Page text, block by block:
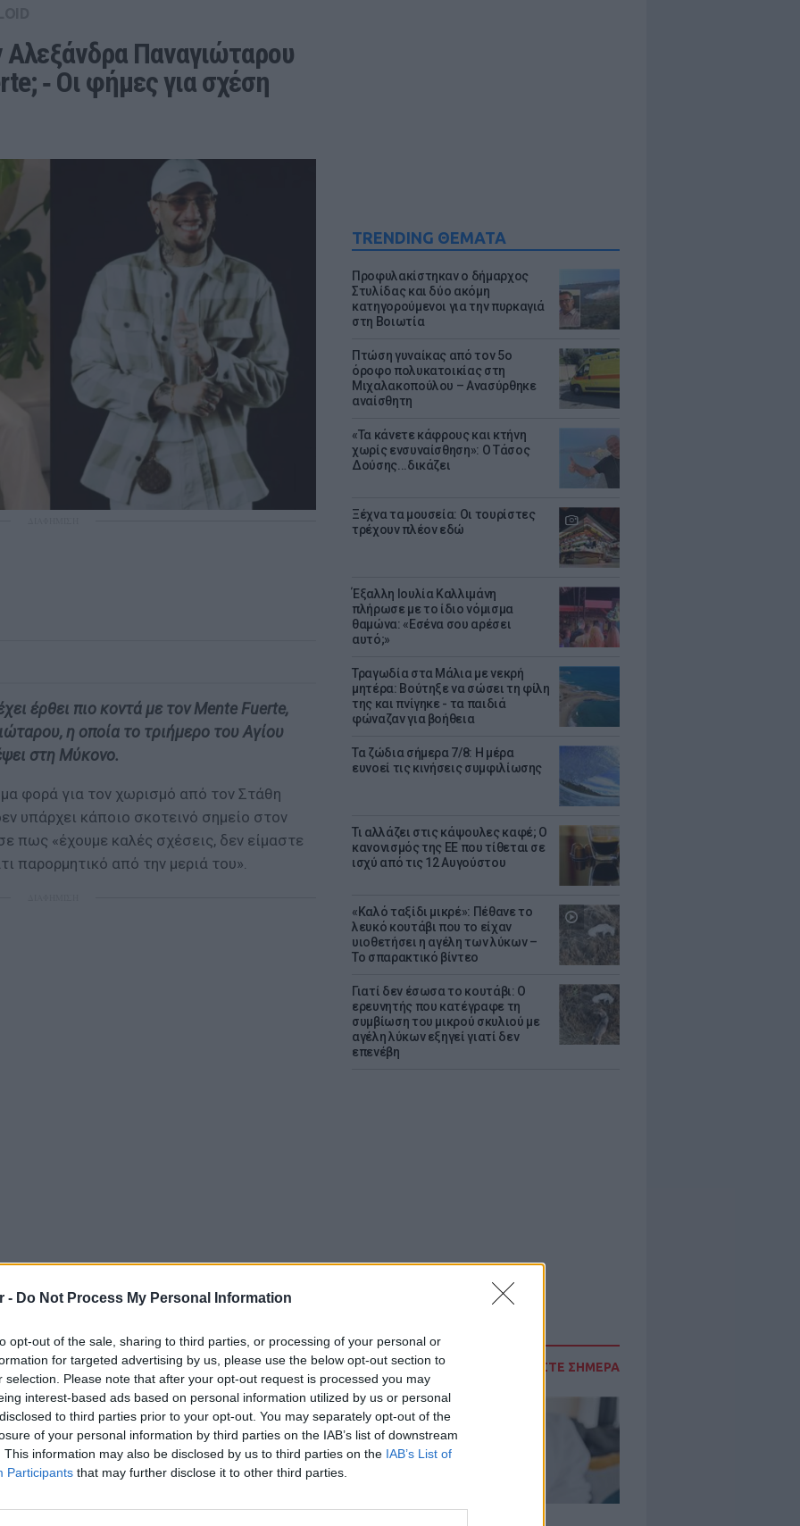
- Do Not Process My Personal Information
opt-out of the sale, sharing to third parties, or processing of your personal or
for targeted advertising by us, please use the below opt-out section to
selection. Please note that after your opt-out request is processed you may
interest-based ads based on personal information utilized by us or personal
to third parties prior to your opt-out. You may separately opt-out of the
of your personal information by third parties on the IAB’s list of downstream
This information may also be disclosed by us to third parties on the IAB’s List of
Participants that may further disclose it to other third parties.
TRENDING ΘΕΜΑΤΑ
Προφυλακίστηκαν ο δήμαρχος
Στυλίδας και δύο ακόμη
κατηγορούμενοι για την πυρκαγιά
στη Βοιωτία
Πτώση γυναίκας από τον 5ο
όροφο πολυκατοικίας στη
Μιχαλακοπούλου – Ανασύρθηκε
αναίσθητη
«Τα κάνετε κάφρους και κτήνη
χωρίς ενσυναίσθηση»: Ο Τάσος
Δούσης...δικάζει
Ξέχνα τα μουσεία: Οι τουρίστες
τρέχουν πλέον εδώ
Έξαλλη Ιουλία Καλλιμάνη
πλήρωσε με το ίδιο νόμισμα
θαμώνα: «Εσένα σου αρέσει
αυτό;»
Τραγωδία στα Μάλια με νεκρή
μητέρα: Βούτηξε να σώσει τη φίλη
της και πνίγηκε - τα παιδιά
φώναζαν για βοήθεια
Τα ζώδια σήμερα 7/8: Η μέρα
ευνοεί τις κινήσεις συμφιλίωσης
Τι αλλάζει στις κάψουλες καφέ; Ο
κανονισμός της ΕΕ που τίθεται σε
ισχύ από τις 12 Αυγούστου
«Καλό ταξίδι μικρέ»: Πέθανε το
λευκό κουτάβι που το είχαν
υιοθετήσει η αγέλη των λύκων –
Το σπαρακτικό βίντεο
Γιατί δεν έσωσα το κουτάβι: Ο
ερευνητής που κατέγραφε τη
συμβίωση του μικρού σκυλιού με
αγέλη λύκων εξηγεί γιατί δεν
επενέβη
ΔΙΑΒΑΣΤΕ ΣΗΜΕΡΑ
Αλεξάνδρα Παναγιώταρου
‑ Οι φήμες για σχέση
έρθει πιο κοντά με τον Mente Fuerte,
η οποία το τριήμερο του Αγίου
στη Μύκονο.
φορά για τον χωρισμό από τον Στάθη
υπάρχει κάποιο σκοτεινό σημείο στον
πως «έχουμε καλές σχέσεις, δεν είμαστε
παρορμητικό από την μεριά του».
η Αλεξάνδρα Παναγιώταρου
δεις να κάθομαι, τον έχω ήδη χρεωθεί.
τίποτα με τον Mente Fuerte, ήμασταν
δυο κουβέντες. Έχουμε κοινούς φίλους και
παρέα δύο φορές. Μάλλον για αυτό.
συγκεκριμένο τύπο άντρα, είναι
ξεκαθάρισε η Αλεξάνδρα